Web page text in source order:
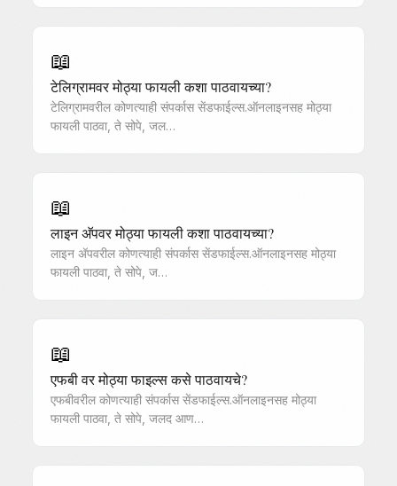
📖
टेलिग्रामवर मोठ्या फायली कशा पाठवायच्या?
टेलिग्रामवरील कोणत्याही संपर्कास सेंडफाईल्स.ऑनलाइनसह मोठ्या
फायली पाठवा, ते सोपे, जल…
📖
लाइन अ‍ॅपवर मोठ्या फायली कशा पाठवायच्या?
लाइन अ‍ॅपवरील कोणत्याही संपर्कास सेंडफाईल्स.ऑनलाइनसह मोठ्या
फायली पाठवा, ते सोपे, ज…
📖
एफबी वर मोठ्या फाइल्स कसे पाठवायचे?
एफबीवरील कोणत्याही संपर्कास सेंडफाईल्स.ऑनलाइनसह मोठ्या
फायली पाठवा, ते सोपे, जलद आण…